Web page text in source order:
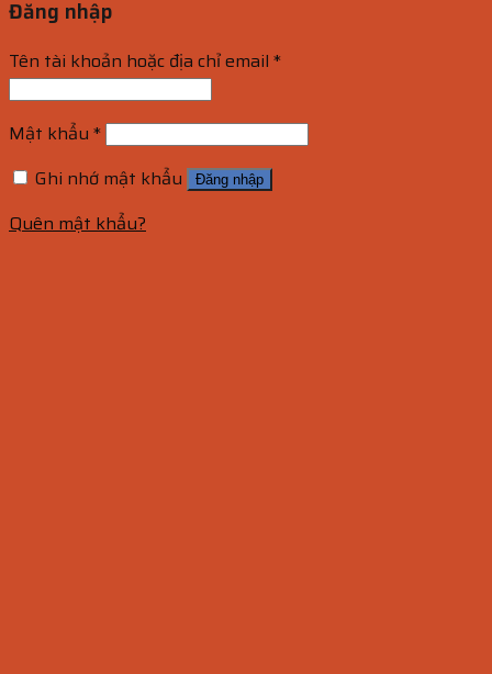
Đăng nhập
Tên tài khoản hoặc địa chỉ email *
Mật khẩu *
Ghi nhớ mật khẩu
Đăng nhập
Quên mật khẩu?